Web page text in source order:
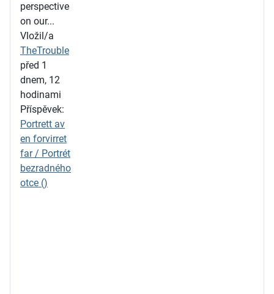
perspective
on our...
Vložil/a
TheTrouble
před 1
dnem, 12
hodinami
Příspěvek:
Portrett av
en forvirret
far / Portrét
bezradného
otce ()